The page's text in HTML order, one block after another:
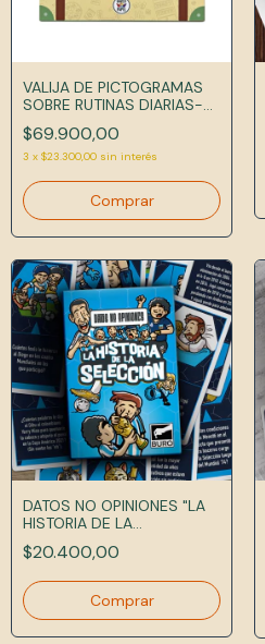
VALIJA DE PICTOGRAMAS
SOBRE RUTINAS DIARIAS-
MASCULINO
$69.900,00
3 x $23.300,00 sin interés
DATOS NO OPINIONES "LA
HISTORIA DE LA
SELECCIÓN"
$20.400,00